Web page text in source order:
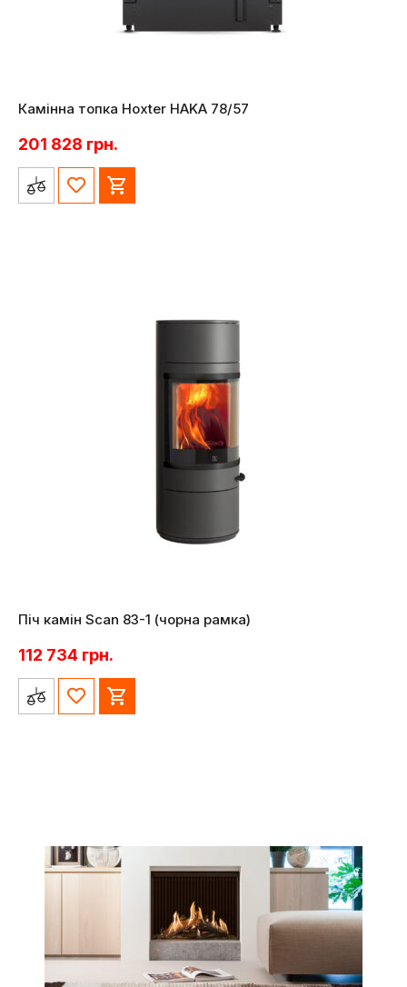
Камінна топка Hoxter HAKA 78/57
201 828 грн.
Піч камін Scan 83-1 (чорна рамка)
112 734 грн.